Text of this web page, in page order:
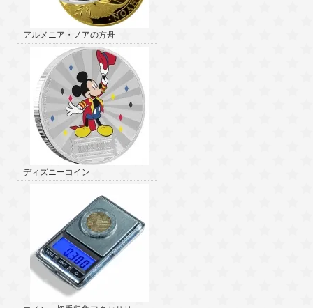
アルメニア・ノアの方舟
ディズニーコイン